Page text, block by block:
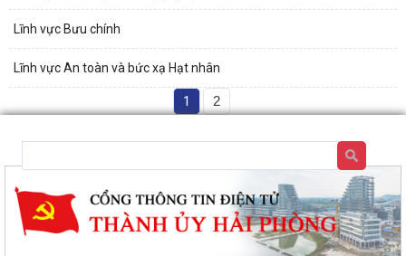
Lĩnh vực Bưu chính
Lĩnh vực An toàn và bức xạ Hạt nhân
1 2